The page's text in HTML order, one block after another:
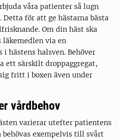
våra patienter så lugn
Detta för att ge hästarna bästa
Om din häst ska
läkemedlen via en
hästens halsven. Behöver
ett särskilt droppaggregat,
fritt i boxen även under
vårdbehov
varierar utefter patientens
behövas exempelvis till svårt